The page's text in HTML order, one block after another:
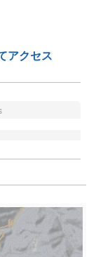
アクセス